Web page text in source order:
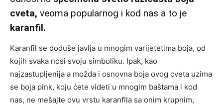
cveta, veoma popularnog i kod nas a to je
karanfil.
Karanfil se doduše javlja u mnogim varijetetima boja, od
kojih svaka nosi svoju simboliku. Ipak, kao
najzastupljenija a možda i osnovna boja ovog cveta uzima
se boja pink, koju ćete videti u mnogim baštama i kod
nas, ne mešajte ovu vrstu karanfila sa onim krupnim,